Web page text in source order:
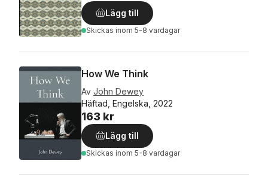
Lägg till
Skickas inom 5-8 vardagar
How We Think
Av John Dewey
Häftad, Engelska, 2022
163 kr
Lägg till
Skickas inom 5-8 vardagar